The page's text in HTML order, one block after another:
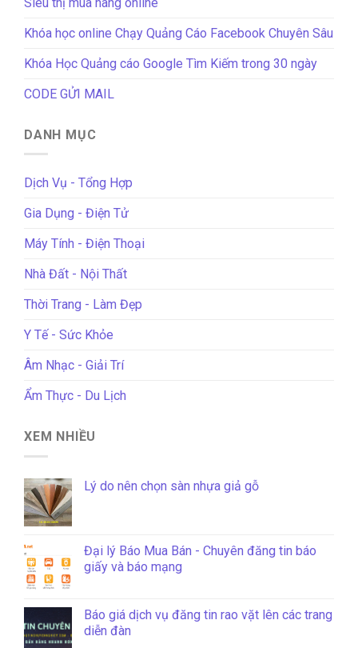
Khóa học online Chạy Quảng Cáo Facebook Chuyên Sâu
Khóa Học Quảng cáo Google Tìm Kiếm trong 30 ngày
CODE GỬI MAIL
DANH MỤC
Dịch Vụ - Tổng Hợp
Gia Dụng - Điện Tử
Máy Tính - Điện Thoại
Nhà Đất - Nội Thất
Thời Trang - Làm Đẹp
Y Tế - Sức Khỏe
Âm Nhạc - Giải Trí
Ẩm Thực - Du Lịch
XEM NHIỀU
Lý do nên chọn sàn nhựa giả gỗ
Đại lý Báo Mua Bán - Chuyên đăng tin báo
giấy và báo mạng
Báo giá dịch vụ đăng tin rao vặt lên các trang
diễn đàn